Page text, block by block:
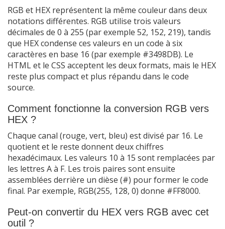
RGB et HEX représentent la même couleur dans deux
notations différentes. RGB utilise trois valeurs
décimales de 0 à 255 (par exemple 52, 152, 219), tandis
que HEX condense ces valeurs en un code à six
caractères en base 16 (par exemple #3498DB). Le
HTML et le CSS acceptent les deux formats, mais le HEX
reste plus compact et plus répandu dans le code
source.
Comment fonctionne la conversion RGB vers
HEX ?
Chaque canal (rouge, vert, bleu) est divisé par 16. Le
quotient et le reste donnent deux chiffres
hexadécimaux. Les valeurs 10 à 15 sont remplacées par
les lettres A à F. Les trois paires sont ensuite
assemblées derrière un dièse (#) pour former le code
final. Par exemple, RGB(255, 128, 0) donne #FF8000.
Peut-on convertir du HEX vers RGB avec cet
outil ?